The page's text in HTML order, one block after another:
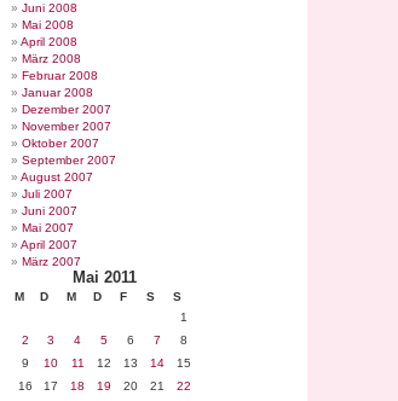
Juni 2008
Mai 2008
April 2008
März 2008
Februar 2008
Januar 2008
Dezember 2007
November 2007
Oktober 2007
September 2007
August 2007
Juli 2007
Juni 2007
Mai 2007
April 2007
März 2007
Mai 2011
M D M D F S S
1
2
3 4 5 6 7
8
9
10 11 12 13 14
15
16
17 18 19 20 21
22